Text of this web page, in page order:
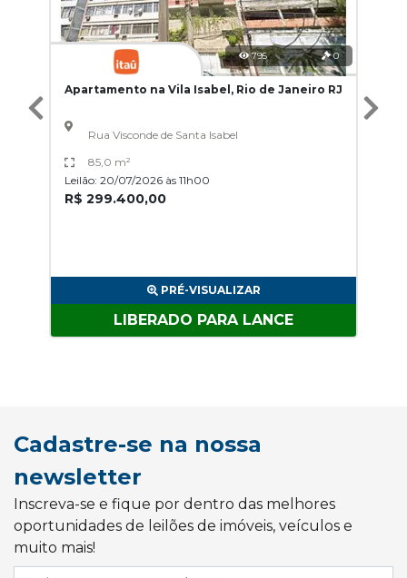
795 0
Apartamento na Vila Isabel, Rio de Janeiro RJ
Rua Visconde de Santa Isabel
85,0 m²
Leilão: 20/07/2026 às 11h00
R$ 299.400,00
PRÉ-VISUALIZAR
LIBERADO PARA LANCE
Cadastre-se na nossa
newsletter
Inscreva-se e fique por dentro das melhores
oportunidades de leilões de imóveis, veículos e
muito mais!